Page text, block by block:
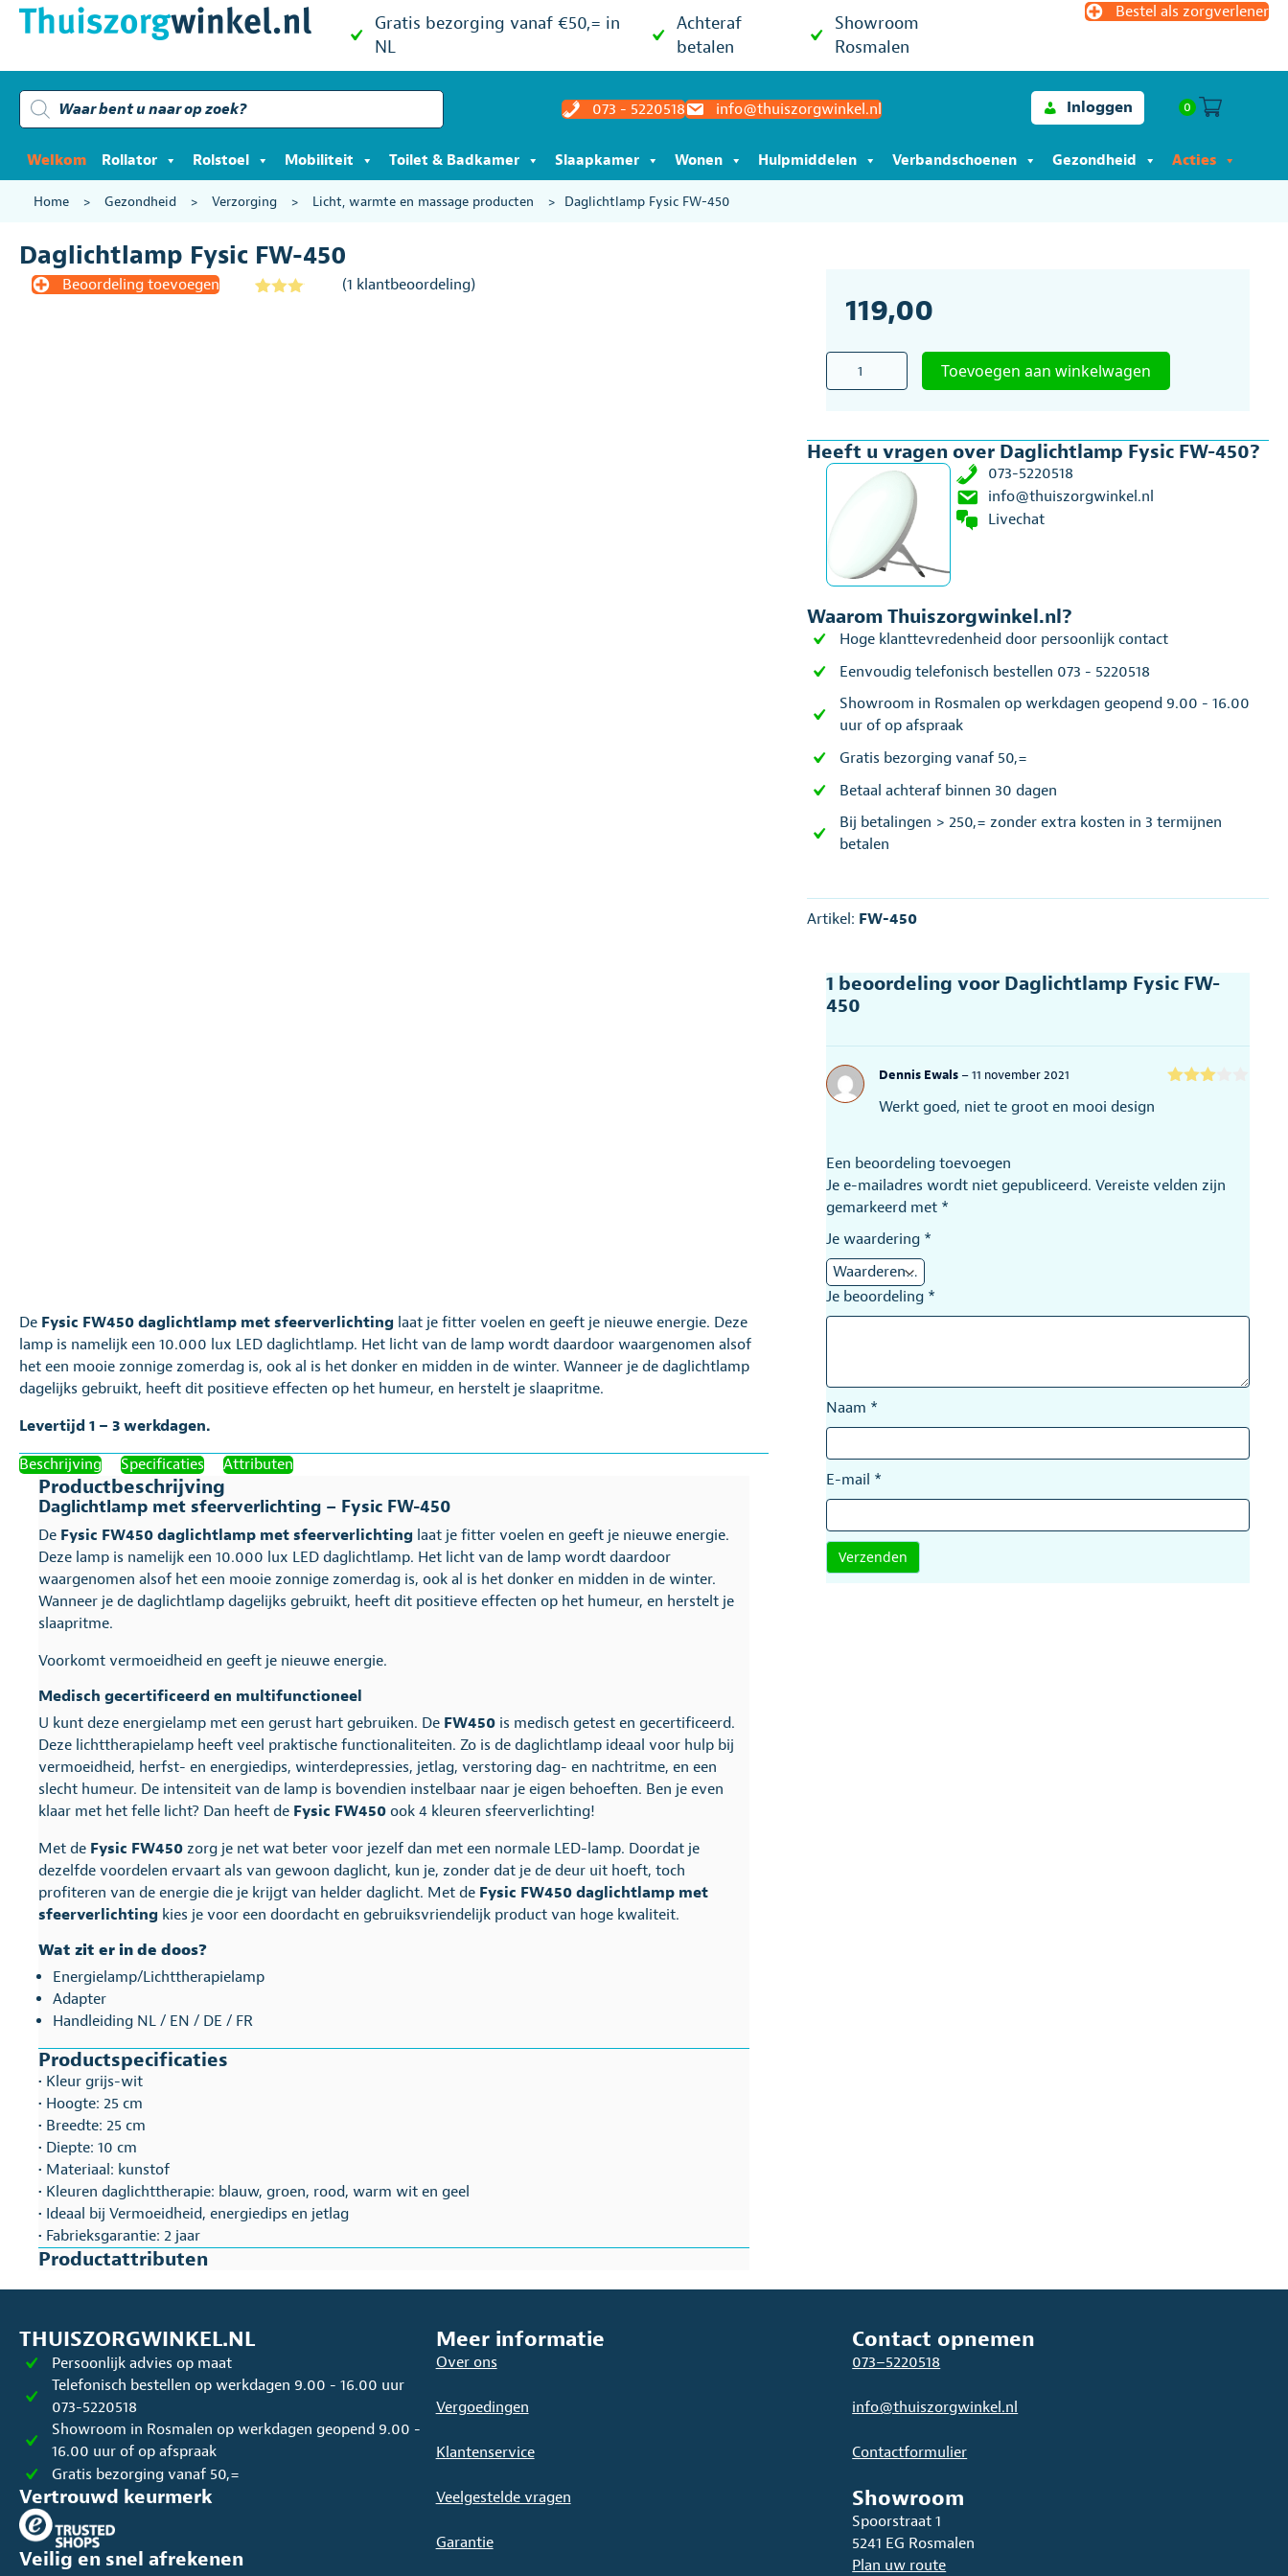
Gratis bezorging vanaf €50,= in
NL
Achteraf
betalen
Showroom
Rosmalen
Bestel als zorgverlener
Producten
zoeken
073 - 5220518 info@thuiszorgwinkel.nl Inloggen 0
Welkom Rollator Rolstoel Mobiliteit Toilet & Badkamer Slaapkamer Wonen Hulpmiddelen Verbandschoenen Gezondheid Acties
Home > Gezondheid > Verzorging > Licht, warmte en massage producten > Daglichtlamp Fysic FW-450
Daglichtlamp Fysic FW-450
Beoordeling toevoegen (1 klantbeoordeling)
De Fysic FW450 daglichtlamp met sfeerverlichting laat je fitter voelen en geeft je nieuwe energie. Deze
lamp is namelijk een 10.000 lux LED daglichtlamp. Het licht van de lamp wordt daardoor waargenomen alsof
het een mooie zonnige zomerdag is, ook al is het donker en midden in de winter. Wanneer je de daglichtlamp
dagelijks gebruikt, heeft dit positieve effecten op het humeur, en herstelt je slaapritme.
Levertijd 1 – 3 werkdagen.
Beschrijving
Specificaties Attributen
Productbeschrijving
Daglichtlamp met sfeerverlichting – Fysic FW-450
De Fysic FW450 daglichtlamp met sfeerverlichting laat je fitter voelen en geeft je nieuwe energie.
Deze lamp is namelijk een 10.000 lux LED daglichtlamp. Het licht van de lamp wordt daardoor
waargenomen alsof het een mooie zonnige zomerdag is, ook al is het donker en midden in de winter.
Wanneer je de daglichtlamp dagelijks gebruikt, heeft dit positieve effecten op het humeur, en herstelt je
slaapritme.
Voorkomt vermoeidheid en geeft je nieuwe energie.
Medisch gecertificeerd en multifunctioneel
U kunt deze energielamp met een gerust hart gebruiken. De FW450 is medisch getest en gecertificeerd.
Deze lichttherapielamp heeft veel praktische functionaliteiten. Zo is de daglichtlamp ideaal voor hulp bij
vermoeidheid, herfst- en energiedips, winterdepressies, jetlag, verstoring dag- en nachtritme, en een
slecht humeur. De intensiteit van de lamp is bovendien instelbaar naar je eigen behoeften. Ben je even
klaar met het felle licht? Dan heeft de Fysic FW450 ook 4 kleuren sfeerverlichting!
Met de Fysic FW450 zorg je net wat beter voor jezelf dan met een normale LED-lamp. Doordat je
dezelfde voordelen ervaart als van gewoon daglicht, kun je, zonder dat je de deur uit hoeft, toch
profiteren van de energie die je krijgt van helder daglicht. Met de Fysic FW450 daglichtlamp met
sfeerverlichting kies je voor een doordacht en gebruiksvriendelijk product van hoge kwaliteit.
Wat zit er in de doos?
Energielamp/Lichttherapielamp
Adapter
Handleiding NL / EN / DE / FR
Productspecificaties
• Kleur grijs-wit
• Hoogte: 25 cm
• Breedte: 25 cm
• Diepte: 10 cm
• Materiaal: kunstof
• Kleuren daglichttherapie: blauw, groen, rood, warm wit en geel
• Ideaal bij Vermoeidheid, energiedips en jetlag
• Fabrieksgarantie: 2 jaar
Productattributen
119,00
Daglichtlamp
Fysic
aantal
Toevoegen aan winkelwagen
Heeft u vragen over Daglichtlamp Fysic FW-450?
073-5220518
info@thuiszorgwinkel.nl
Livechat
Waarom Thuiszorgwinkel.nl?
Hoge klanttevredenheid door persoonlijk contact
Eenvoudig telefonisch bestellen 073 - 5220518
Showroom in Rosmalen op werkdagen geopend 9.00 - 16.00
uur of op afspraak
Gratis bezorging vanaf 50,=
Betaal achteraf binnen 30 dagen
Bij betalingen > 250,= zonder extra kosten in 3 termijnen
betalen
Artikel: FW-450
1 beoordeling voor Daglichtlamp Fysic FW-
450
Dennis Ewals –11 november 2021
Werkt goed, niet te groot en mooi design
Een beoordeling toevoegen
Je e-mailadres wordt niet gepubliceerd. Vereiste velden zijn
gemarkeerd met *
Je waardering *
Je beoordeling *
Naam *
E-mail *
THUISZORGWINKEL.NL
Persoonlijk advies op maat
Telefonisch bestellen op werkdagen 9.00 - 16.00 uur
073-5220518
Showroom in Rosmalen op werkdagen geopend 9.00 -
16.00 uur of op afspraak
Gratis bezorging vanaf 50,=
Vertrouwd keurmerk
Veilig en snel afrekenen
Meer informatie
Over ons
Vergoedingen
Klantenservice
Veelgestelde vragen
Garantie
Contact opnemen
073–5220518
info@thuiszorgwinkel.nl
Contactformulier
Showroom
Spoorstraat 1
5241 EG Rosmalen
Plan uw route